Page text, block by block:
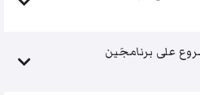
على برنامجَين